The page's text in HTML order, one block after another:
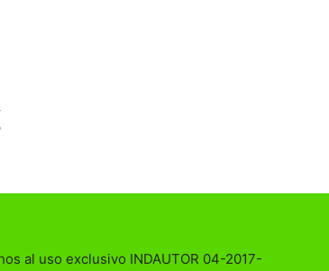
al uso exclusivo INDAUTOR 04-2017-